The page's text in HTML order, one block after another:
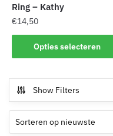
Ring – Kathy
€14,50
Opties selecteren
product
meerdere
variaties.
Deze
optie
Show Filters